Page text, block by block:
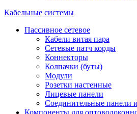
Кабельные системы
Пассивное сетевое
Кабели витая пара
Сетевые патч корды
Коннекторы
Колпачки (буты)
Модули
Розетки настенные
Лицевые панели
Соединительные панели
Компоненты для